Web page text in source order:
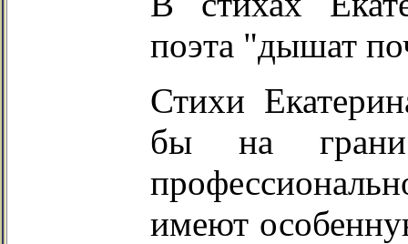
поэта "дышат
Стихи
бы на
имеют